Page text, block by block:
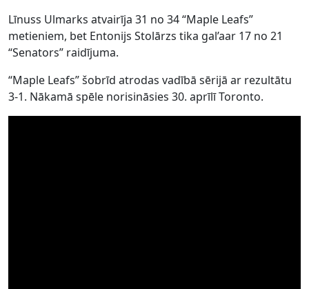
Līnuss Ulmarks atvairīja 31 no 34 “Maple Leafs”
metieniem, bet Entonijs Stolārzs tika gal’aar 17 no 21
“Senators” raidījuma.
“Maple Leafs” šobrīd atrodas vadībā sērijā ar rezultātu
3-1. Nākamā spēle norisināsies 30. aprīlī Toronto.